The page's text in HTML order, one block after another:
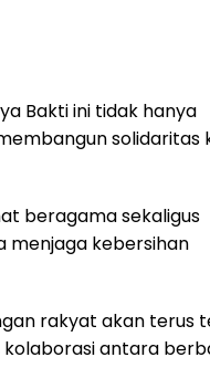
Bakti ini tidak hanya
solidaritas
beragama sekaligus
menjaga kebersihan
rakyat akan terus
kolaborasi antara